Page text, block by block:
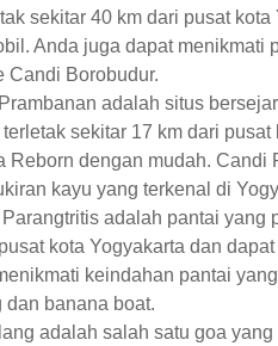
sekitar 40 km dari pusat
Anda juga dapat menikmati
Candi Borobudur.
adalah situs
sekitar 17 km dari
Reborn dengan mudah. Candi
kayu yang terkenal di
adalah pantai yang
kota Yogyakarta dan
keindahan pantai
banana boat.
adalah salah satu goa